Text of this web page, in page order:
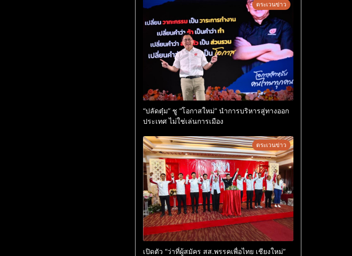
ตระเวนข่าว
“ปลัดตุ๋ม” ชู “โอกาสใหม่” นำการบริหารสู่ทางออก
ประเทศ ไม่ใช่เล่นการเมือง
ตระเวนข่าว
เปิดตัว “ว่าที่ผู้สมัคร สส.พรรคเพื่อไทย เชียงใหม่”